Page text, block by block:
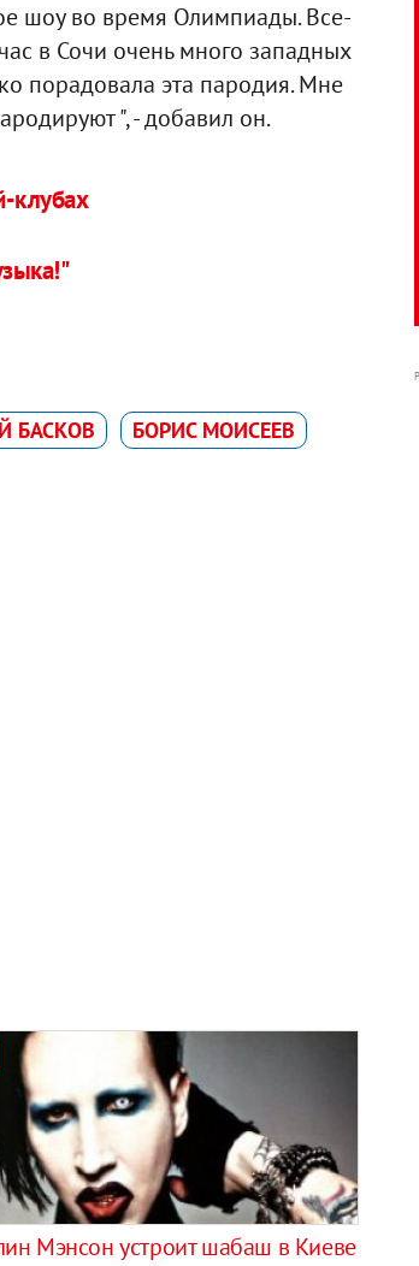
шоу во время Олимпиады. Все-
в Сочи очень много западных
порадовала эта пародия. Мне
", - добавил он.
клубах
БАСКОВ
БОРИС МОИСЕЕВ
Мэнсон устроит шабаш в Киеве